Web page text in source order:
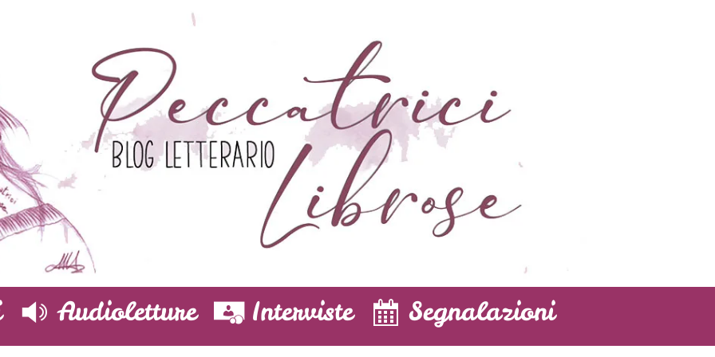
Audioletture Interviste Segnalazioni